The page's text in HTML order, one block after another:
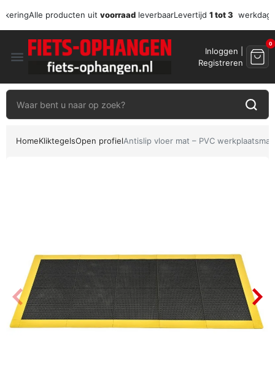
Alle producten uit voorraad leverbaarLevertijd 1 tot 3
menu
Inloggen |
Registreren
0
HomeKliktegelsOpen profielAntislip vloer mat – PVC